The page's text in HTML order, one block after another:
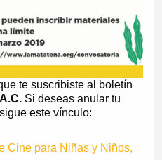
te suscribiste al boletín
Si deseas anular tu
este vínculo:
Cine para Niñas y Niños,